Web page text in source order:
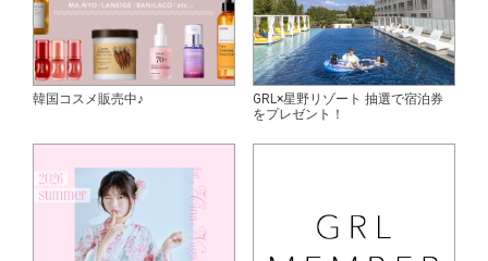
韓国コスメ販売中♪
GRL×星野リゾート 抽選で宿泊券
をプレゼント！